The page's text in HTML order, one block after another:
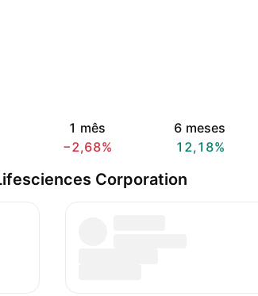
1 mês
−2,68%
6 meses
12,18%
Corporation